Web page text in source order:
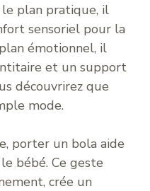
plan pratique, il
sensoriel pour la
émotionnel, il
et un support
découvrirez que
mode.
porter un bola aide
bébé. Ce geste
crée un